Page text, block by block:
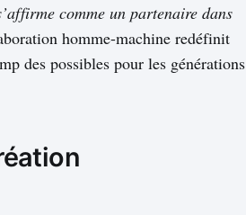
comme un partenaire dans
homme-machine redéfinit
des possibles pour les générations